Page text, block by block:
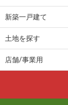
新築一戸建て
土地を探す
店舗/事業用